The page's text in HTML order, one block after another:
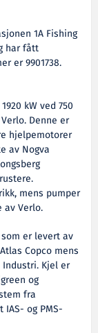
1A Fishing
har fått
er 9901738.
kW ved 750
Denne er
hjelpemotorer
av Nogva
mens pumper
av Verlo.
er levert av
Copco mens
Kjel er
og
fra
og PMS-